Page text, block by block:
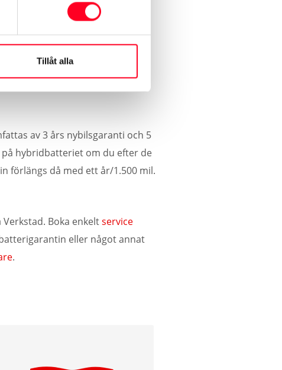
Tillåt alla
status och resultat från
av 3 års nybilsgaranti och 5
hybridbatteriet om du efter de
förlängs då med ett år/1.500 mil.
Boka enkeltservice
eller något annat
.